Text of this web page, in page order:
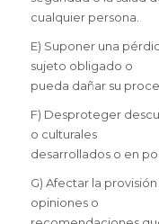
cualquier persona.
E) Suponer una
sujeto obligado o
pueda dañar su
F) Desproteger
o culturales
desarrollados o en
G) Afectar la
opiniones o